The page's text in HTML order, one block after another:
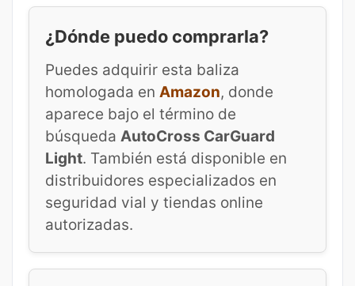
¿Dónde puedo comprarla?
Puedes adquirir esta baliza
homologada en Amazon, donde
aparece bajo el término de
búsqueda AutoCross CarGuard
Light. También está disponible en
distribuidores especializados en
seguridad vial y tiendas online
autorizadas.